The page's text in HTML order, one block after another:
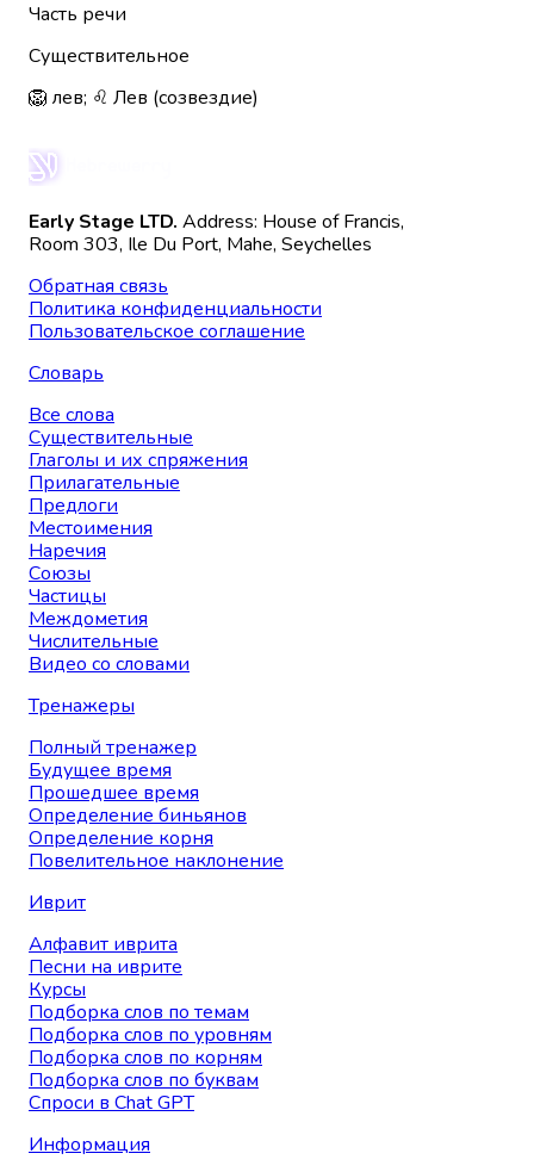
Часть речи
Существительное
🦁 лев; ♌ Лев (созвездие)
Early Stage LTD. Address: House of Francis,
Room 303, Ile Du Port, Mahe, Seychelles
Обратная связь
Политика конфиденциальности
Пользовательское соглашение
Словарь
Все слова
Существительные
Глаголы и их спряжения
Прилагательные
Предлоги
Местоимения
Наречия
Союзы
Частицы
Междометия
Числительные
Видео со словами
Тренажеры
Полный тренажер
Будущее время
Прошедшее время
Определение биньянов
Определение корня
Повелительное наклонение
Иврит
Алфавит иврита
Песни на иврите
Курсы
Подборка слов по темам
Подборка слов по уровням
Подборка слов по корням
Подборка слов по буквам
Спроси в Chat GPT
Информация